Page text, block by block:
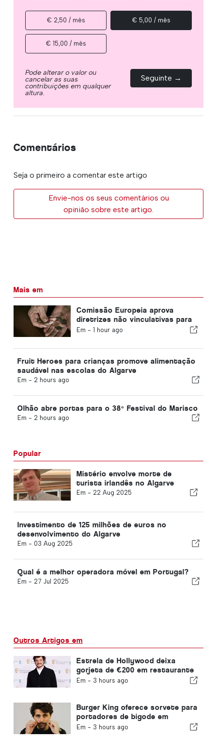
€ 2,50 / mês € 5,00 / mês
€ 15,00 / mês
Pode alterar o valor ou
cancelar as suas
contribuições em qualquer
altura.
Seguinte →
Comentários
Seja o primeiro a comentar este artigo
Envie-nos os seus comentários ou
opinião sobre este artigo.
Mais em
Comissão Europeia aprova
diretrizes não vinculativas para
poupanças complementares de
Em - 1 hour ago
Fruit Heroes para crianças promove alimentação
saudável nas escolas do Algarve
Em - 2 hours ago
Olhão abre portas para o 38º Festival do Marisco
Em - 2 hours ago
Popular
Mistério envolve morte de
turista irlandês no Algarve
Em - 22 Aug 2025
Investimento de 125 milhões de euros no
desenvolvimento do Algarve
Em - 03 Aug 2025
Qual é a melhor operadora móvel em Portugal?
Em - 27 Jul 2025
Outros Artigos em
Estrela de Hollywood deixa
gorjeta de €200 em restaurante
em Portugal
Em - 3 hours ago
Burger King oferece sorvete para
portadores de bigode em
Portugal
Em - 3 hours ago